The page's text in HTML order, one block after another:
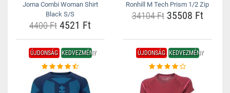
Joma Combi Woman Shirt
Black S/S
4400 Ft 4521 Ft
Ronhill M Tech Prism 1/2 Zip
34104 Ft35508 Ft
ÚJDONSÁG KEDVEZMÉNY ÚJDONSÁG KEDVEZMÉNY